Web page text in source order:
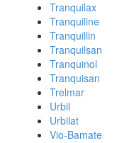
Tranquilax
Tranquiline
Tranquillin
Tranquilsan
Tranquinol
Tranquisan
Trelmar
Urbil
Urbilat
Vio-Bamate